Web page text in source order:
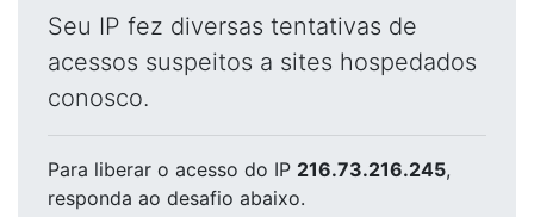
Seu IP fez diversas tentativas de
acessos suspeitos a sites hospedados
conosco.
Para liberar o acesso do IP 216.73.216.245,
responda ao desafio abaixo.